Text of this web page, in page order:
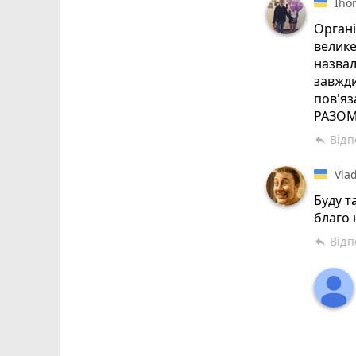
reply
Буду
благо
reply